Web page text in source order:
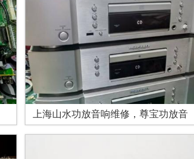
上海山水功放音响维修，尊宝功放音